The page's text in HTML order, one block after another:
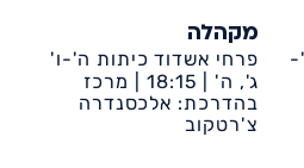
מקהלה
פרחי אשדוד כיתות ה'-ו'
ג', ה' | 18:15 |
מרכז
קהילתי דיונה
בהדרכת: אלכסנדרה
צ'רטקוב